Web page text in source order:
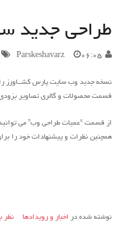
طراحی جدید
Parskeshavarz ۰۶:۰۵
نسخه جدید وب سایت پارس کشــاورز
قسمت محصولات و گالری تصاویر
از قسمت “عمیات طراحی وب” می
همچنین نظرات و پیشنهادات خود را
نوشته شده در اخبار و رویدادها نظر